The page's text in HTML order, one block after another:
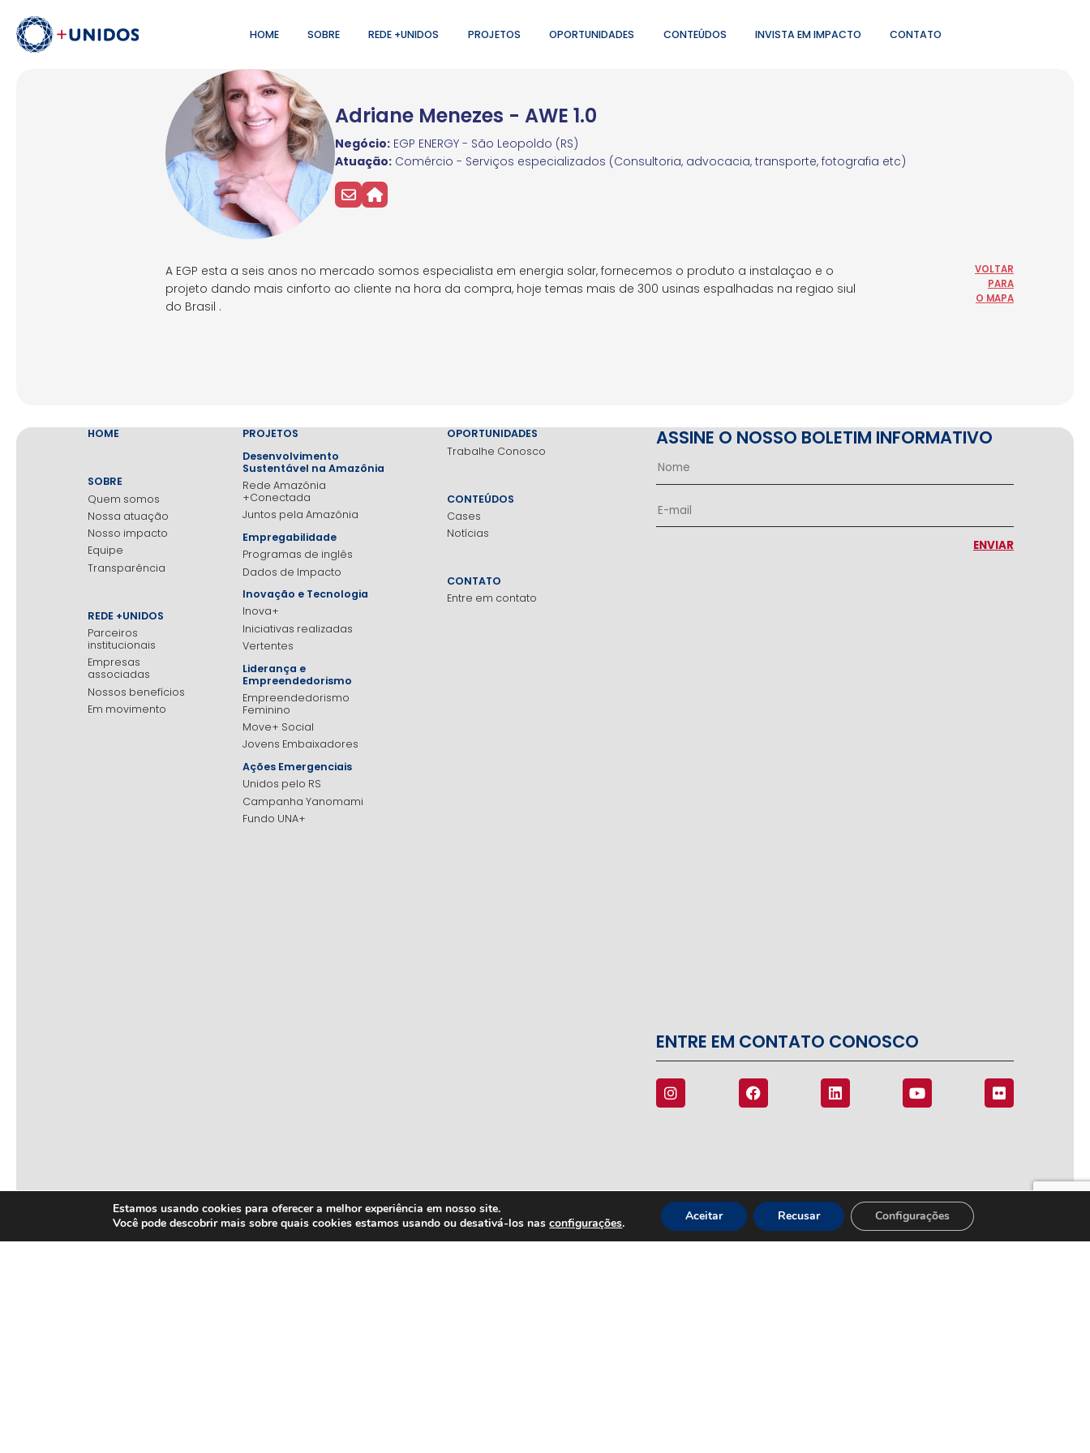
HOME SOBRE REDE +UNIDOS PROJETOS OPORTUNIDADES CONTEÚDOS INVISTA EM IMPACTO CONTATO
Adriane Menezes - AWE 1.0
Negócio: EGP ENERGY - São Leopoldo (RS)
Atuação: Comércio - Serviços especializados (Consultoria, advocacia, transporte, fotografia etc)
A EGP esta a seis anos no mercado somos especialista em energia solar, fornecemos o produto a instalaçao e o
projeto dando mais cinforto ao cliente na hora da compra, hoje temas mais de 300 usinas espalhadas na regiao siul
do Brasil .
VOLTAR
PARA
O MAPA
HOME
SOBRE
Quem somos
Nossa atuação
Nosso impacto
Equipe
Transparência
REDE +UNIDOS
Parceiros
institucionais
Empresas
associadas
Nossos benefícios
Em movimento
PROJETOS
Desenvolvimento
Sustentável na Amazônia
Rede Amazônia
+Conectada
Juntos pela Amazônia
Empregabilidade
Programas de inglês
Dados de Impacto
Inovação e Tecnologia
Inova+
Iniciativas realizadas
Vertentes
Liderança e
Empreendedorismo
Empreendedorismo
Feminino
Move+ Social
Jovens Embaixadores
Ações Emergenciais
Unidos pelo RS
Campanha Yanomami
Fundo UNA+
OPORTUNIDADES
Trabalhe Conosco
CONTEÚDOS
Cases
Notícias
CONTATO
Entre em contato
ASSINE O NOSSO BOLETIM INFORMATIVO
ENTRE EM CONTATO CONOSCO
Estamos usando cookies para oferecer a melhor experiência em nosso site.
Você pode descobrir mais sobre quais cookies estamos usando ou desativá-los nasconfigurações. Aceitar Recusar Configurações